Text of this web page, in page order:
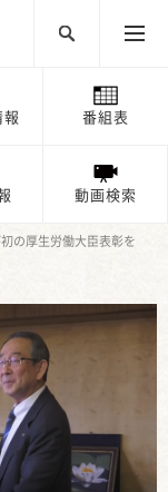
報 番組表
動画検索
の厚生労働大臣表彰を